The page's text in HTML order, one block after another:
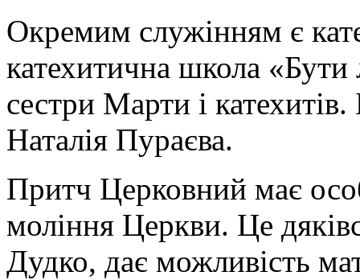
Окремим служінням є
катехитична школа
сестри Марти і
Наталія Пураєва.
Притч Церковний має
моління Церкви. Це
Дудко, дає можливість